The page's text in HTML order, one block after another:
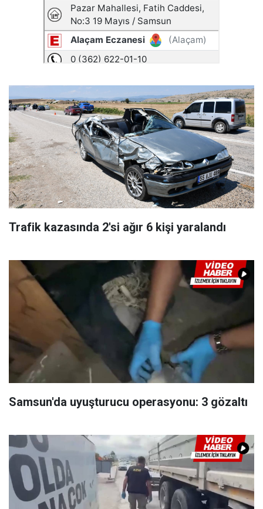
Trafik kazasında 2'si ağır 6 kişi yaralandı
Samsun'da uyuşturucu operasyonu: 3 gözaltı